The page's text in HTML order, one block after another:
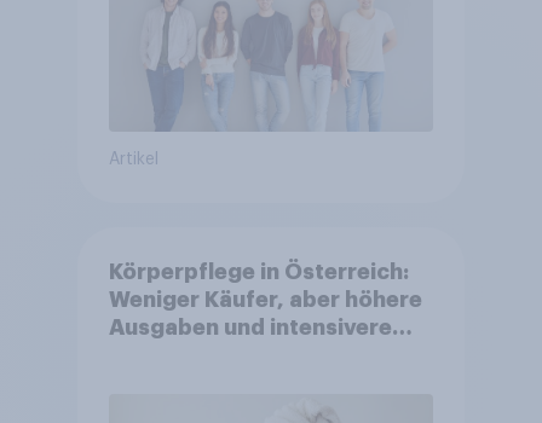
Artikel
Körperpflege in Österreich:
Weniger Käufer, aber höhere
Ausgaben und intensivere